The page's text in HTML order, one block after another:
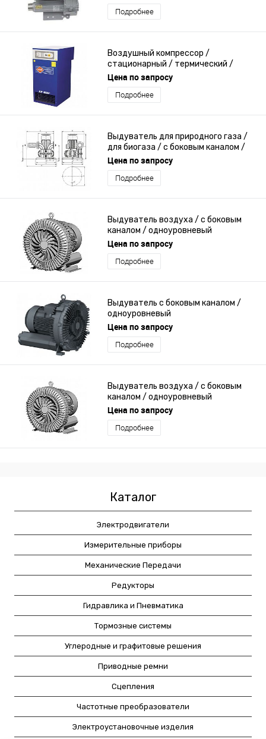
Подробнее
Воздушный компрессор /
стационарный / термический /
поршневый
Цена по запросу
Подробнее
Выдуватель для природного газа /
для биогаза / с боковым каналом /
одноуровневый
Цена по запросу
Подробнее
Выдуватель воздуха / с боковым
каналом / одноуровневый
Цена по запросу
Подробнее
Выдуватель с боковым каналом /
одноуровневый
Цена по запросу
Подробнее
Выдуватель воздуха / с боковым
каналом / одноуровневый
Цена по запросу
Подробнее
Каталог
Электродвигатели
Измерительные приборы
Механические Передачи
Редукторы
Гидравлика и Пневматика
Тормозные системы
Углеродные и графитовые решения
Приводные ремни
Сцепления
Частотные преобразователи
Электроустановочные изделия